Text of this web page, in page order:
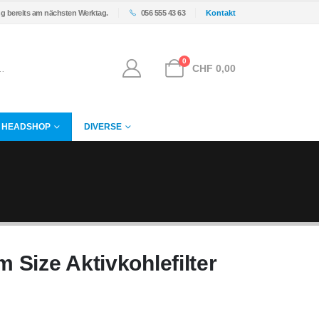
bereits am nächsten Werktag. 056 555 43 63 Kontakt
0
CHF 0,00
HEADSHOP DIVERSE
Size Aktivkohlefilter